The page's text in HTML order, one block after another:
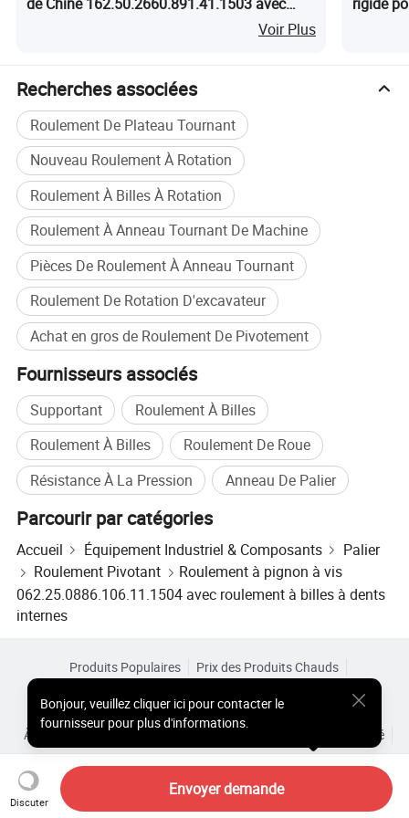
Voir Plus
Recherches associées
Roulement De Plateau Tournant
Nouveau Roulement À Rotation
Roulement À Billes À Rotation
Roulement À Anneau Tournant De Machine
Pièces De Roulement À Anneau Tournant
Roulement De Rotation D'excavateur
Achat en gros de Roulement De Pivotement
Fournisseurs associés
Supportant
Roulement À Billes
Roulement À Billes
Roulement De Roue
Résistance À La Pression
Anneau De Palier
Parcourir par catégories
Accueil Équipement Industriel & Composants
Palier
Roulement Pivotant
Roulement à pignon à vis
062.25.0886.106.11.1504 avec roulement à billes à dents
internes
Discuter
Envoyer demande
Bonjour,veuillez cliquer ici pour contacter le
fournisseur pour plus d'informations.
Produits Populaires
Prix des Produits Chauds
Site PC
Aperçus
À Propos de
Accord d’Utilisateur
Politique de Confidentialité
Contact
Copyright © 2026 Focus Technology Co., Ltd. All Rights Reserved